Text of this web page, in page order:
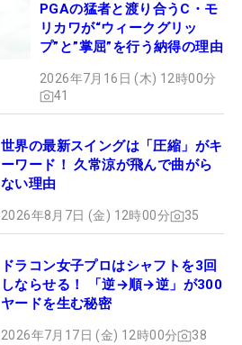
PGAの猛者と渡り合うC・モ
リカワが“ウィークグリッ
プ”と”掌屈”を行う納得の理由
2026年7月16日 (木) 12時00分
41
世界の最新スイングは「圧縮」がキ
ーワード！ 久常涼が飛んで曲がら
ない理由
2026年8月7日 (金) 12時00分 35
ドラコン女子プロはシャフトを3回
しならせる！ 「逆→順→逆」が300
ヤードを生む秘密
2026年7月17日 (金) 12時00分 38